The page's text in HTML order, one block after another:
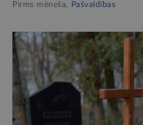
Pirms mēneša, Pašvaldības